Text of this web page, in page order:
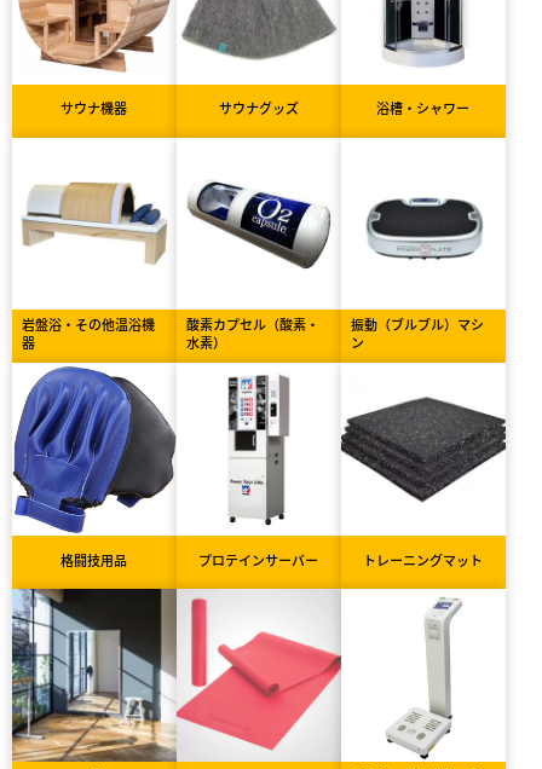
サウナ機器 サウナグッズ 浴槽・シャワー
岩盤浴・その他温浴機
器
酸素カプセル（酸素・
水素）
振動（ブルブル）マシ
ン
格闘技用品 プロテインサーバー トレーニングマット